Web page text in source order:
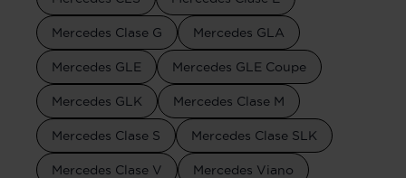
Mercedes Clase G Mercedes GLA
Mercedes GLE Mercedes GLE Coupe
Mercedes GLK Mercedes Clase M
Mercedes Clase S Mercedes Clase SLK
Mercedes Clase V Mercedes Viano